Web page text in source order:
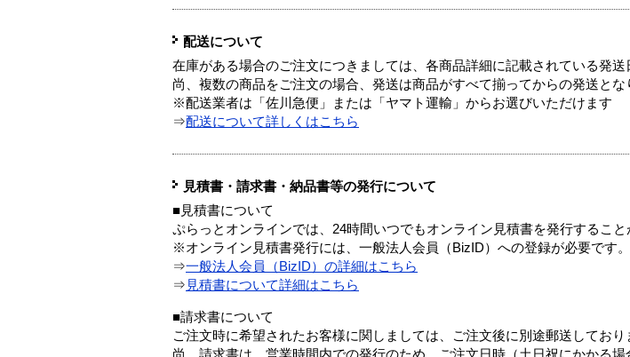
配送について
在庫がある場合のご注文につきましては、各商品詳細に記載されている発送
尚、複数の商品をご注文の場合、発送は商品がすべて揃ってからの発送とな
※配送業者は「佐川急便」または「ヤマト運輸」からお選びいただけます
⇒配送について詳しくはこちら
見積書・請求書・納品書等の発行について
■見積書について
ぷらっとオンラインでは、24時間いつでもオンライン見積書を発行すること
※オンライン見積書発行には、一般法人会員（BizID）への登録が必要です。
⇒一般法人会員（BizID）の詳細はこちら
⇒ 見積書について詳細はこちら
■請求書について
ご注文時に希望されたお客様に関しましては、ご注文後に別途郵送しており